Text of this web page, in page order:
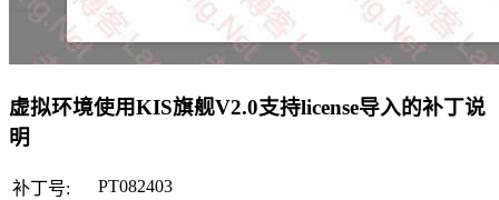
虚拟环境使用KIS旗舰V2.0支持license导入的补丁说
明
补丁号:
PT082403